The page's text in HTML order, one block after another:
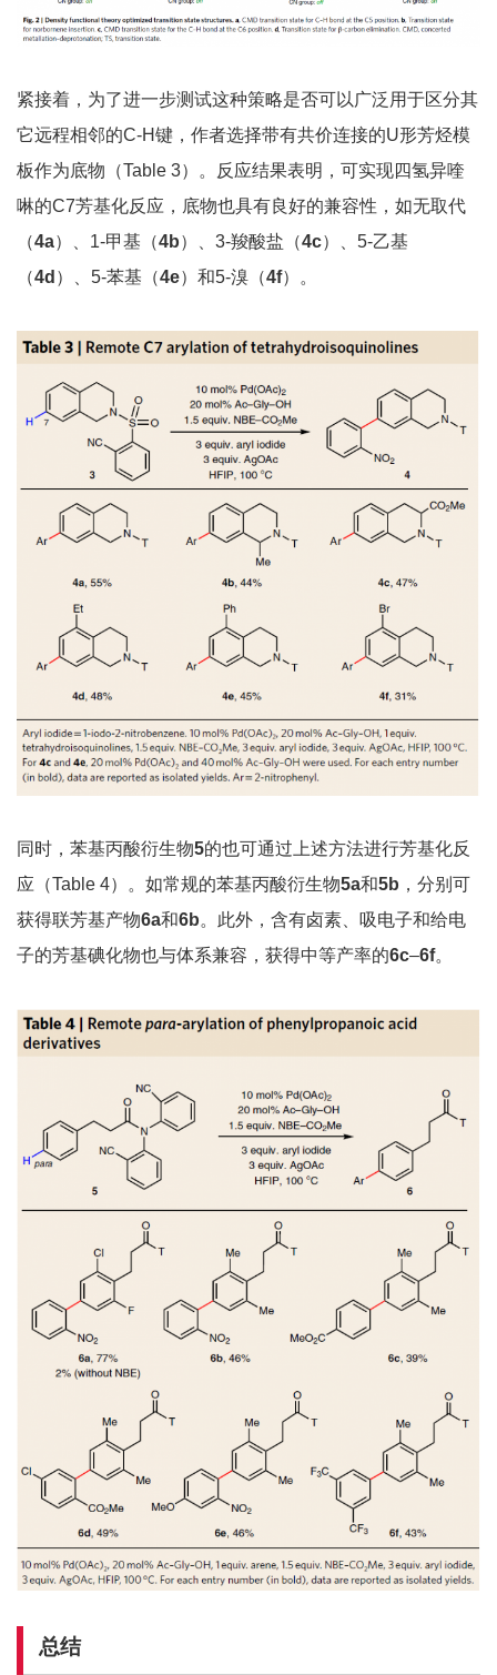
紧接着，为了进一步测试这种策略是否可以广泛用于区分其
它远程相邻的C-H键，作者选择带有共价连接的U形芳烃模
板作为底物（Table 3）。反应结果表明，可实现四氢异喹
啉的C7芳基化反应，底物也具有良好的兼容性，如无取代
（4a）、1-甲基（4b）、3-羧酸盐（4c）、5-乙基
（4d ）、5-苯基（4e）和5-溴（4f）。
同时，苯基丙酸衍生物5的也可通过上述方法进行芳基化反
应（Table 4）。如常规的苯基丙酸衍生物5a和5b ，分别可
获得联芳基产物6a和6b。此外，含有卤素、吸电子和给电
子的芳基碘化物也与体系兼容，获得中等产率的6c–6f。
总结